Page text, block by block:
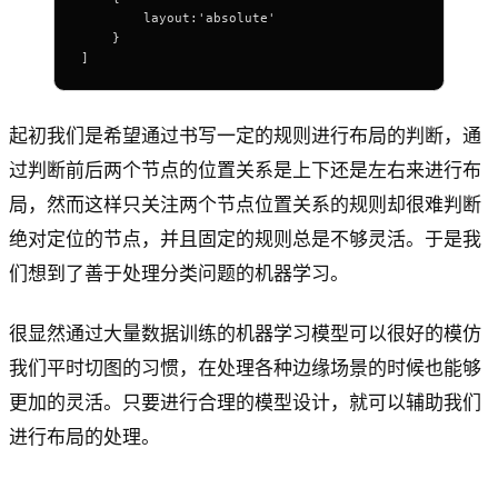
        layout:'absolute'
    }
]
起初我们是希望通过书写一定的规则进行布局的判断，通
过判断前后两个节点的位置关系是上下还是左右来进行布
局，然而这样只关注两个节点位置关系的规则却很难判断
绝对定位的节点，并且固定的规则总是不够灵活。于是我
们想到了善于处理分类问题的机器学习。
很显然通过大量数据训练的机器学习模型可以很好的模仿
我们平时切图的习惯，在处理各种边缘场景的时候也能够
更加的灵活。只要进行合理的模型设计，就可以辅助我们
进行布局的处理。